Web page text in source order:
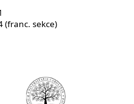
(franc. sekce)